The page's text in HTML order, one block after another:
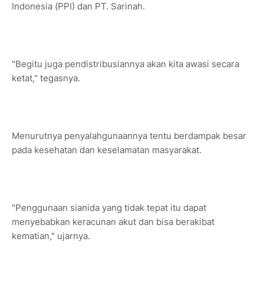
Indonesia (PPI) dan PT. Sarinah.
"Begitu juga pendistribusiannya akan kita awasi secara
ketat," tegasnya.
Menurutnya penyalahgunaannya tentu berdampak besar
pada kesehatan dan keselamatan masyarakat.
"Penggunaan sianida yang tidak tepat itu dapat
menyebabkan keracunan akut dan bisa berakibat
kematian," ujarnya.